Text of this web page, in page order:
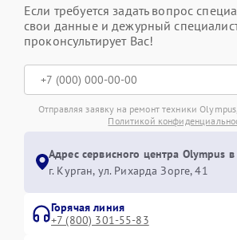
Если требуется задать вопрос
свои данные и дежурный
проконсультирует Вас!
Отправляя заявку на ремонт техники
Политикой
Адрес сервисного центра Olympus
г. Курган, ул. Рихарда Зорге, 41
Горячая линия
+7 (800) 301-55-83